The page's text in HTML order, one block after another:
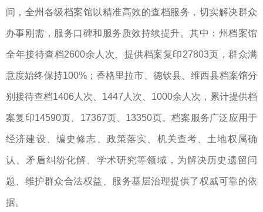
间，全州各级档案馆以精准高效的查档服务，切实解决群众
办事刚需，服务口碑和服务质效持续提升。其中：州档案馆
全年接待查档2600余人次、提供档案复印27803页，群众满
意度始终保持100%；香格里拉市、德钦县、维西县档案馆分
别接待查档1406人次、1447人次、1000余人次，累计提供档
案复印14590页、17367页、13350页。档案服务广泛应用于
经济建设、编史修志、政策落实、机关查考、土地权属确
认、矛盾纠纷化解、学术研究等领域，为解决历史遗留问
题、维护群众合法权益、服务基层治理提供了权威可靠的依
据。